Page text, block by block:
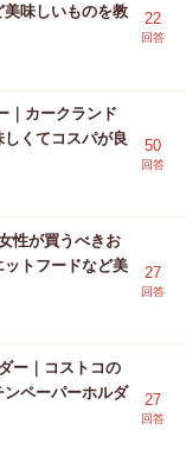
味しいものを教
22
回答
｜カークランド
くてコスパが良
50
回答
性が買うべきお
トフードなど美
27
回答
ー｜コストコの
ペーパーホルダ
27
回答